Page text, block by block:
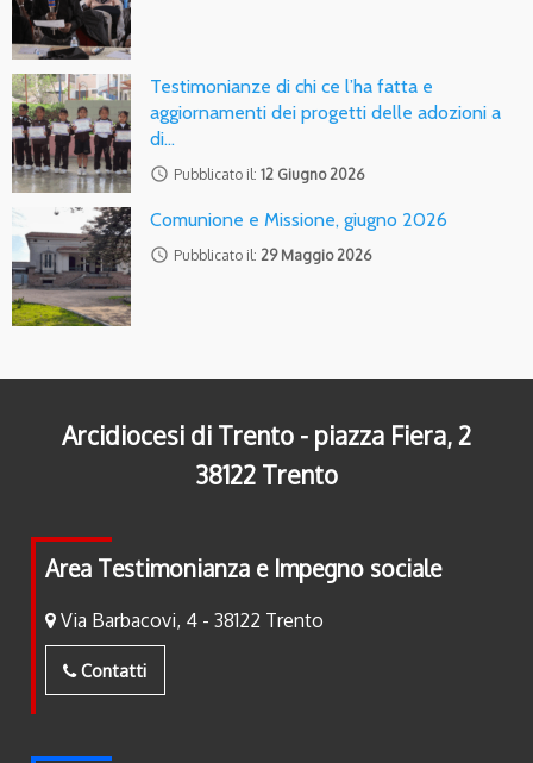
Testimonianze di chi ce l’ha fatta e
aggiornamenti dei progetti delle adozioni a
di…
access_time Pubblicato il: 12 Giugno 2026
Comunione e Missione, giugno 2026
access_time Pubblicato il: 29 Maggio 2026
Arcidiocesi di Trento - piazza Fiera, 2
38122 Trento
Area Testimonianza e Impegno sociale
Via Barbacovi, 4 - 38122 Trento
Contatti